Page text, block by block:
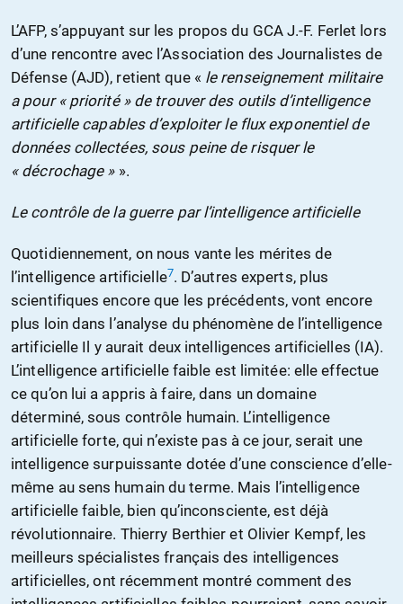
L’AFP, s’appuyant sur les propos du GCA J.-F. Ferlet lors
d’une rencontre avec l’Association des Journalistes de
Défense (AJD), retient que « le renseignement militaire
a pour « priorité » de trouver des outils d’intelligence
artificielle capables d’exploiter le flux exponentiel de
données collectées, sous peine de risquer le
« décrochage » ».
Le contrôle de la guerre par l’intelligence artificielle
Quotidiennement, on nous vante les mérites de
l’intelligence artificielle7. D’autres experts, plus
scientifiques encore que les précédents, vont encore
plus loin dans l’analyse du phénomène de l’intelligence
artificielle Il y aurait deux intelligences artificielles (IA).
L’intelligence artificielle faible est limitée: elle effectue
ce qu’on lui a appris à faire, dans un domaine
déterminé, sous contrôle humain. L’intelligence
artificielle forte, qui n’existe pas à ce jour, serait une
intelligence surpuissante dotée d’une conscience d’elle-
même au sens humain du terme. Mais l’intelligence
artificielle faible, bien qu’inconsciente, est déjà
révolutionnaire. Thierry Berthier et Olivier Kempf, les
meilleurs spécialistes français des intelligences
artificielles, ont récemment montré comment des